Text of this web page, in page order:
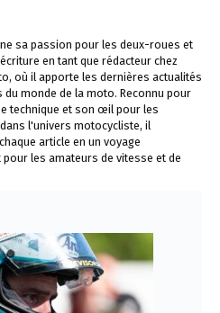
sa passion pour les deux-roues et
en tant que rédacteur chez
où il apporte les dernières actualités
du monde de la moto. Reconnu pour
technique et son œil pour les
l'univers motocycliste, il
article en un voyage
les amateurs de vitesse et de